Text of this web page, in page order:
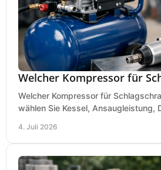
Welcher Kompressor für
Welcher Kompressor für
wählen Sie Kessel, Ansaugleistung,
4. Juli 2026